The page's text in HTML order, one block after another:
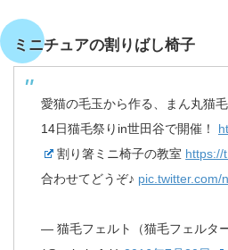
ミニチュアの割りばし椅子
愛猫の毛玉から作る、まん丸猫
14日猫毛祭りin世田谷で開催！
割り箸ミニ椅子の教室 https://
合わせてどうぞ♪ pic.twitter.com/
— 猫毛フェルト（猫毛フェルター